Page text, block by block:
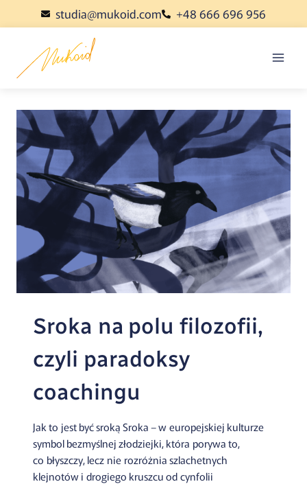
studia@mukoid.com +48 666 696 956
Sroka na polu filozofii,
czyli paradoksy
coachingu
Jak to jest być sroką Sroka – w europejskiej kulturze
symbol bezmyślnej złodziejki, która porywa to,
co błyszczy, lecz nie rozróżnia szlachetnych
klejnotów i drogiego kruszcu od cynfolii